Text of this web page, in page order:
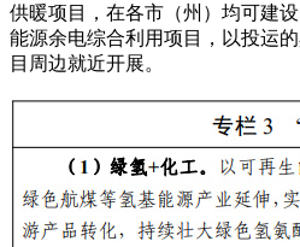
供暖项目，在各市（州）均可建
能源余电综合利用项目，以投运
目周边就近开展。